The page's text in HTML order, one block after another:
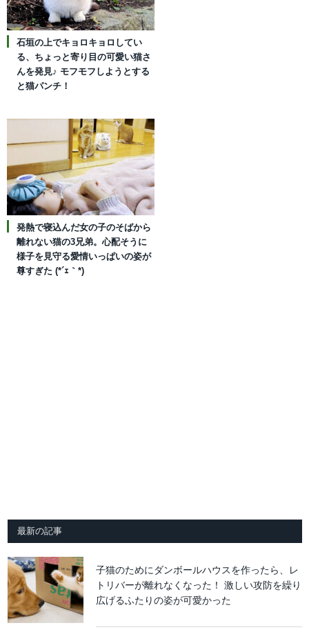
石垣の上でキョロキョロしてい
る、ちょっと寄り目の可愛い猫さ
んを発見♪ モフモフしようとする
と猫パンチ！
発熱で寝込んだ女の子のそばから
離れない猫の3兄弟。心配そうに
様子を見守る愛情いっぱいの姿が
尊すぎた (*´ｪ｀*)
最新の記事
子猫のためにダンボールハウスを作ったら、レ
トリバーが離れなくなった！ 激しい攻防を繰り
広げるふたりの姿が可愛かった